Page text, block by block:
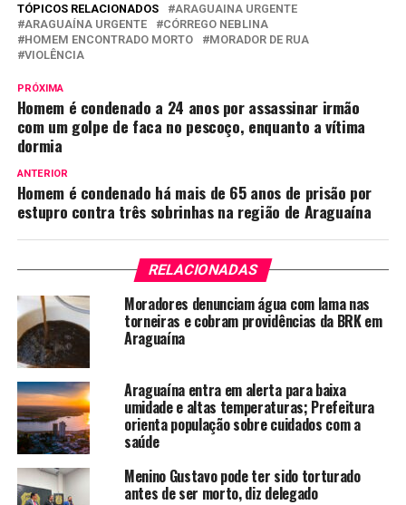
TÓPICOS RELACIONADOS
ARAGUAINA URGENTE
ARAGUAÍNA URGENTE
CÓRREGO NEBLINA
HOMEM ENCONTRADO MORTO
MORADOR DE RUA
VIOLÊNCIA
PRÓXIMA
Homem é condenado a 24 anos por assassinar irmão
com um golpe de faca no pescoço, enquanto a vítima
dormia
ANTERIOR
Homem é condenado há mais de 65 anos de prisão por
estupro contra três sobrinhas na região de Araguaína
RELACIONADAS
Moradores denunciam água com lama nas
torneiras e cobram providências da BRK em
Araguaína
Araguaína entra em alerta para baixa
umidade e altas temperaturas; Prefeitura
orienta população sobre cuidados com a
saúde
Menino Gustavo pode ter sido torturado
antes de ser morto, diz delegado